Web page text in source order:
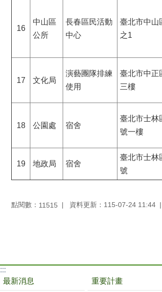
16
中山區
公所
長春區民活動
中心
臺北市中山
之1
17 文化局
演藝團隊排練
使用
臺北市中正
三樓
18 公園處 宿舍
臺北市士林
號一樓
19 地政局 宿舍
臺北市士林
號
點閱數： 11515 資料更新：115-07-24 11:44
:::
最新消息
重要計畫